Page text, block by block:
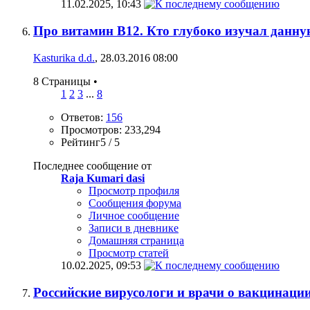
11.02.2025, 10:43
Про витамин В12. Кто глубоко изучал
Kasturika d.d., 28.03.2016 08:00
8 Страницы •
1 2 3 ... 8
Ответов: 156
Просмотров: 233,294
Рейтинг5 / 5
Последнее сообщение от
Raja Kumari dasi
Просмотр профиля
Сообщения форума
Личное сообщение
Записи в дневнике
Домашняя страница
Просмотр статей
10.02.2025, 09:53
Российские вирусологи и врачи о